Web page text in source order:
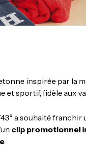
inspirée par la
sportif, fidèle aux
a souhaité
clip promotionnel